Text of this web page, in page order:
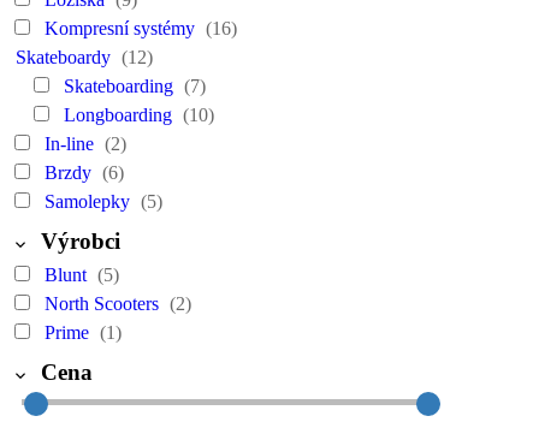
Kompresní systémy (16)
Skateboardy (12)
Skateboarding (7)
Longboarding (10)
In-line (2)
Brzdy (6)
Samolepky (5)
Výrobci
Blunt (5)
North Scooters (2)
Prime (1)
Cena